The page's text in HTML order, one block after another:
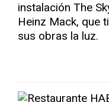
instalación The
Heinz Mack, que
sus obras la luz.